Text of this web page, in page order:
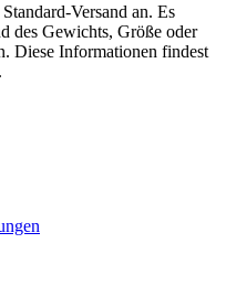
Versand an. Es
des Gewichts, Größe oder
Diese Informationen findest